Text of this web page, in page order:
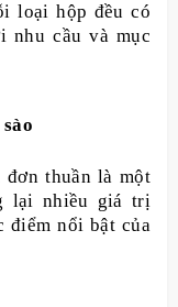
loại hộp đều có
nhu cầu và mục
đơn thuần là một
lại nhiều giá trị
điểm nổi bật của